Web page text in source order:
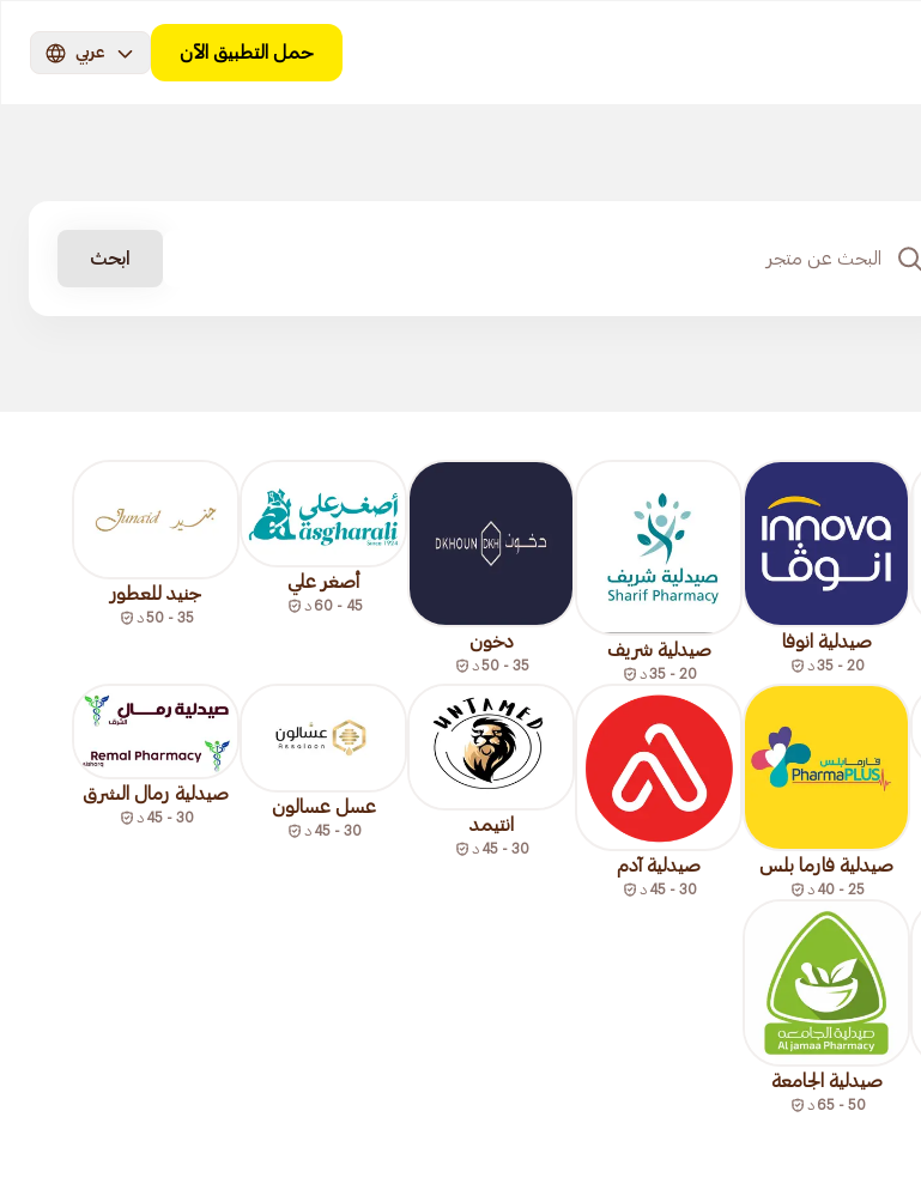
حمل التطبيق الآن عربي
ابحث
صيدلية انوفا
20 - 35 د
صيدلية شريف
20 - 35 د
دخون
35 - 50 د
أصغر علي
45 - 60 د
جنيد للعطور
35 - 50 د
صيدلية فارما بلس
25 - 40 د
صيدلية آدم
30 - 45 د
انتيمد
30 - 45 د
عسل عسالون
30 - 45 د
صيدلية رمال الشرق
30 - 45 د
صيدلية الجامعة
50 - 65 د